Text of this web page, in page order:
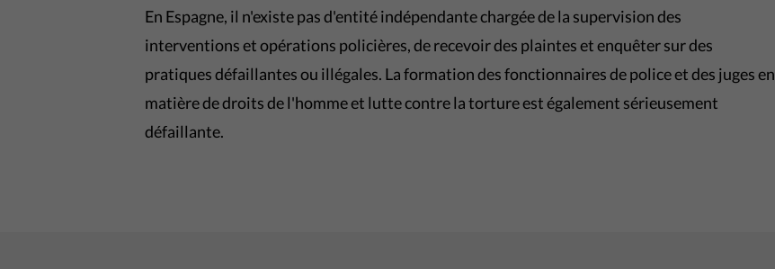
En Espagne, il n'existe pas d'entité indépendante chargée de la supervision des
interventions et opérations policières, de recevoir des plaintes et enquêter sur des
pratiques défaillantes ou illégales. La formation des fonctionnaires de police et des juges en
matière de droits de l'homme et lutte contre la torture est également sérieusement
défaillante.